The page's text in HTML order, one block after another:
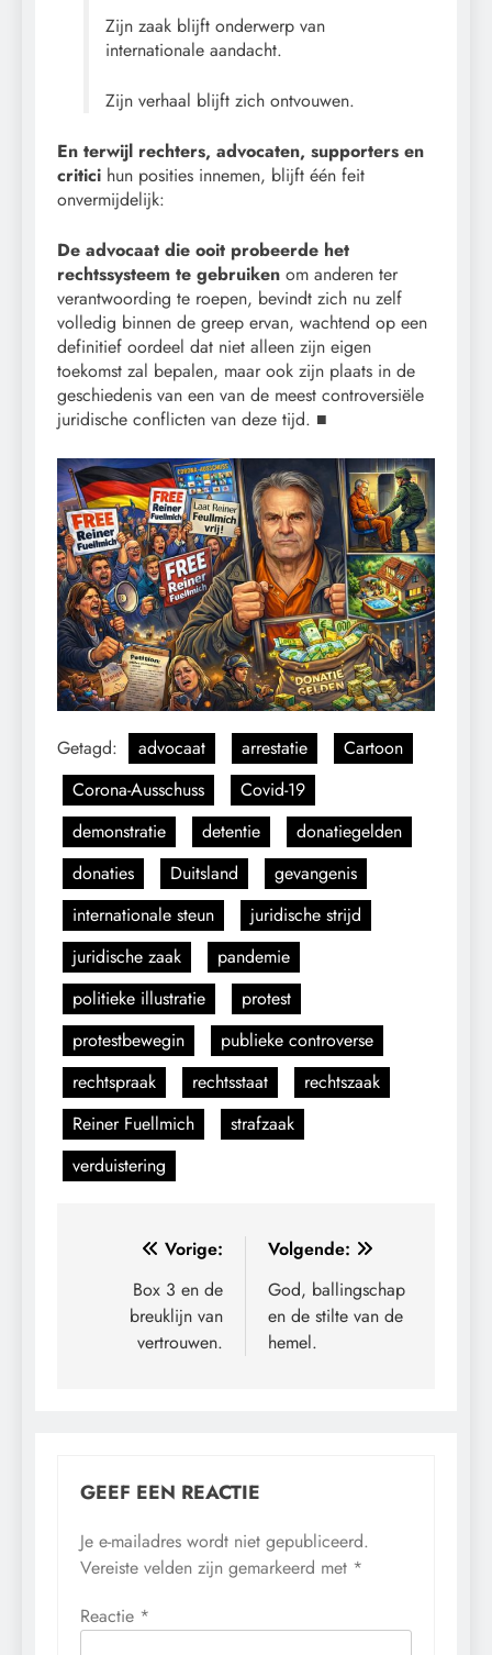
Zijn zaak blijft onderwerp van
internationale aandacht.
Zijn verhaal blijft zich ontvouwen.
En terwijl rechters, advocaten, supporters en
critici hun posities innemen, blijft één feit
onvermijdelijk:
De advocaat die ooit probeerde het
rechtssysteem te gebruiken om anderen ter
verantwoording te roepen, bevindt zich nu zelf
volledig binnen de greep ervan, wachtend op een
definitief oordeel dat niet alleen zijn eigen
toekomst zal bepalen, maar ook zijn plaats in de
geschiedenis van een van de meest controversiële
juridische conflicten van deze tijd. ■
Getagd: advocaat arrestatie
Cartoon
Corona-Ausschuss
Covid-19
demonstratie
detentie
donatiegelden
donaties
Duitsland
gevangenis
internationale steun
juridische strijd
juridische zaak
pandemie
politieke illustratie
protest
protestbewegin
publieke controverse
rechtspraak
rechtsstaat
rechtszaak
Reiner Fuellmich
strafzaak
verduistering
Bericht
navigatie
Vorige:
Box 3 en de
breuklijn van
vertrouwen.
Volgende:
God, ballingschap
en de stilte van de
hemel.
GEEF EEN REACTIE
Je e-mailadres wordt niet gepubliceerd.
Vereiste velden zijn gemarkeerd met *
Reactie *